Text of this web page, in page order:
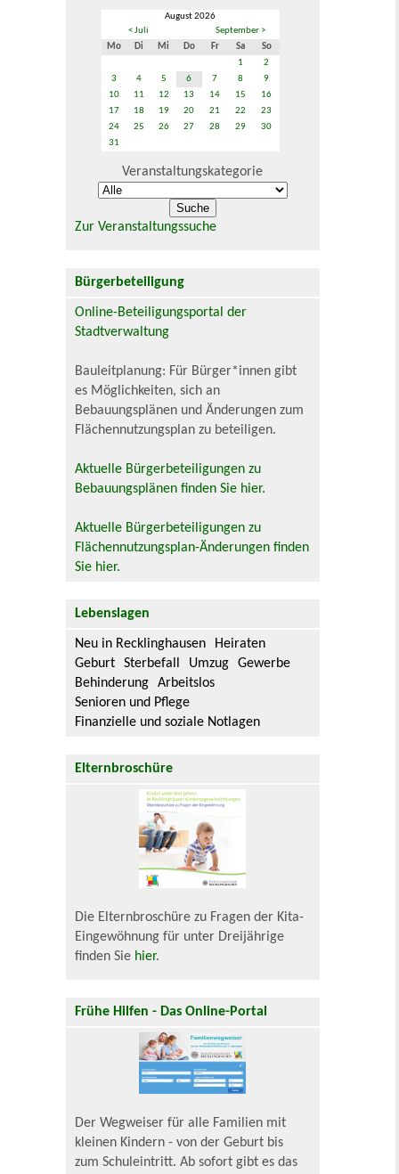
August 2026
< Juli
September >
Mo
Di Mi Do Fr Sa
So
1
2
3
4 5 6 7 8
9
10
11 12 13 14 15
16
17
18 19 20 21 22
23
24
25 26 27 28 29
30
31
Veranstaltungskategorie
Zur Veranstaltungssuche
Bürgerbeteiligung
Online-Beteiligungsportal der
Stadtverwaltung
Bauleitplanung: Für Bürger*innen gibt
es Möglichkeiten, sich an
Bebauungsplänen und Änderungen zum
Flächennutzungsplan zu beteiligen.
Aktuelle Bürgerbeteiligungen zu
Bebauungsplänen finden Sie hier.
Aktuelle Bürgerbeteiligungen zu
Flächennutzungsplan-Änderungen finden
Sie hier.
Lebenslagen
Neu in Recklinghausen
Heiraten
Geburt
Sterbefall Umzug
Gewerbe
Behinderung
Arbeitslos
Senioren und Pflege
Finanzielle und soziale Notlagen
Elternbroschüre
Die Elternbroschüre zu Fragen der Kita-
Eingewöhnung für unter Dreijährige
finden Sie hier.
Frühe Hilfen - Das Online-Portal
Der Wegweiser für alle Familien mit
kleinen Kindern - von der Geburt bis
zum Schuleintritt. Ab sofort gibt es das